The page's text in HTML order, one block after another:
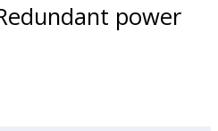
power